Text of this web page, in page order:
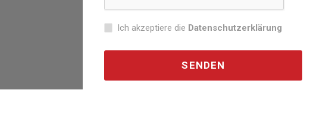
Ich akzeptiere die Datenschutzerklärung
SENDEN